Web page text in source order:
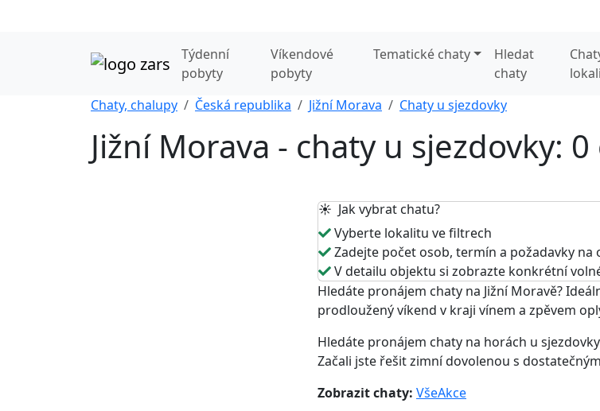
Týdenní
pobyty
Víkendové
pobyty
Tematické chaty
Hledat
chaty
Chaty, chalupy Česká republika Jižní Morava Chaty u sjezdovky
Jižní Morava - chaty u sjezdovky:
☀️ Jak vybrat chatu?
Vyberte lokalitu ve filtrech
Zadejte počet osob, termín a požadavky na
V detailu objektu si zobrazte konkrétní
Hledáte pronájem chaty na Jižní Moravě?
prodloužený víkend v kraji vínem a zpěvem
Hledáte pronájem chaty na horách u
Začali jste řešit zimní dovolenou s
Zobrazit chaty: VšeAkce